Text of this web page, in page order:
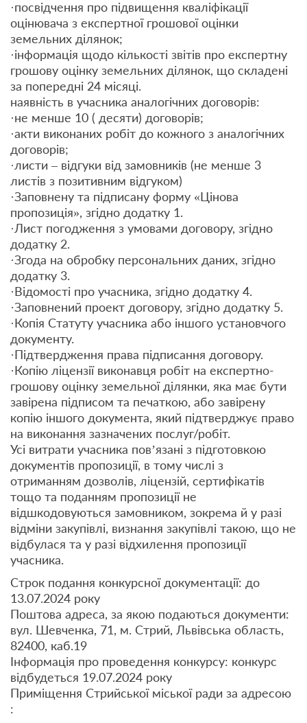
·посвідчення про підвищення кваліфікації
оцінювача з експертної грошової оцінки
земельних ділянок;
·інформація щодо кількості звітів про експертну
грошову оцінку земельних ділянок, що складені
за попередні 24 місяці.
наявність в учасника аналогічних договорів:
·не менше 10 ( десяти) договорів;
·акти виконаних робіт до кожного з аналогічних
договорів;
·листи – відгуки від замовників (не менше 3
листів з позитивним відгуком)
·Заповнену та підписану форму «Цінова
пропозиція», згідно додатку 1.
·Лист погодження з умовами договору, згідно
додатку 2.
·Згода на обробку персональних даних, згідно
додатку 3.
·Відомості про учасника, згідно додатку 4.
·Заповнений проект договору, згідно додатку 5.
·Копія Статуту учасника або іншого установчого
документу.
·Підтвердження права підписання договору.
·Копію ліцензії виконавця робіт на експертно-
грошову оцінку земельної ділянки, яка має бути
завірена підписом та печаткою, або завірену
копію іншого документа, який підтверджує право
на виконання зазначених послуг/робіт.
Усі витрати учасника пов’язані з підготовкою
документів пропозиції, в тому числі з
отриманням дозволів, ліцензій, сертифікатів
тощо та поданням пропозиції не
відшкодовуються замовником, зокрема й у разі
відміни закупівлі, визнання закупівлі такою, що не
відбулася та у разі відхилення пропозиції
учасника.
Строк подання конкурсної документації: до
13.07.2024 року
Поштова адреса, за якою подаються документи:
вул. Шевченка, 71, м. Стрий, Львівська область,
82400, каб.19
Інформація про проведення конкурсу: конкурс
відбудеться 19.07.2024 року
Приміщення Стрийської міської ради за адресою
: